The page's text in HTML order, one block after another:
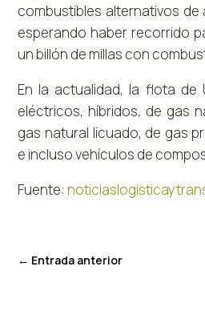
combustibles alternativos de
esperando haber recorrido
un billón de millas con
En la actualidad, la flota de
eléctricos, híbridos, de gas
gas natural licuado, de gas
e incluso vehículos de
Fuente:
← Entrada anterior